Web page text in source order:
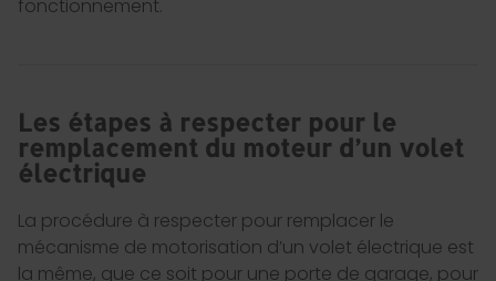
fonctionnement.
Les étapes à respecter pour le
remplacement du moteur d’un volet
électrique
La procédure à respecter pour remplacer le
mécanisme de motorisation d’un volet électrique est
la même, que ce soit pour une porte de garage, pour